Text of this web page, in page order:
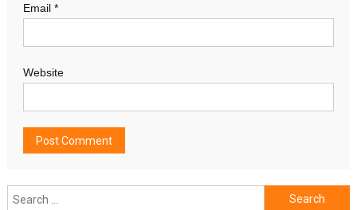
Email *
Website
Search